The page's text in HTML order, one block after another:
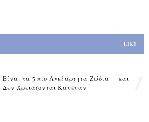
LIKE
τα 5 πιο Ανεξάρτητα Ζώδια — και
Δεν Χρειάζονται Κανέναν